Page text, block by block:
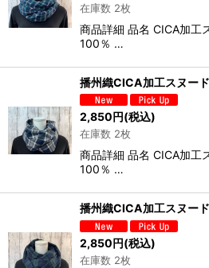
在庫数 2枚
商品詳細 品名 CICA加工
100％ …
播州織CICA加工スヌード
2,850 円(税込)
在庫数 2枚
商品詳細 品名 CICA加工
100％ …
播州織CICA加工スヌード
2,850円(税込)
在庫数 2枚